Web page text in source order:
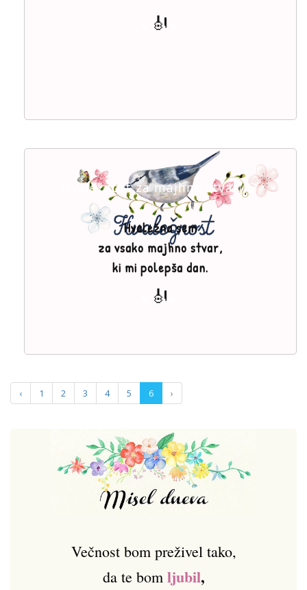
🎻
Hvaležnost za majhne stvari 🍃
Hvaležna sem
za vsako majhno stvar,
ki mi polepša dan.
🎻
‹ 1 2 3 4 5 6 ›
Večnost bom preživel tako,
da te bom ljubil,